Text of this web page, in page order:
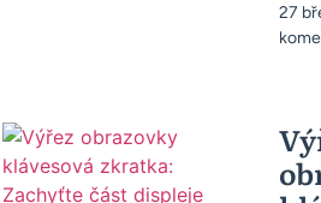
27